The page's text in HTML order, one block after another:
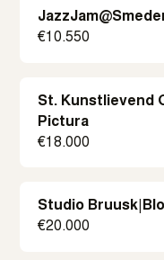
€10.550
St. Kunstlievend
Pictura
€18.000
Studio Bruusk
€20.000